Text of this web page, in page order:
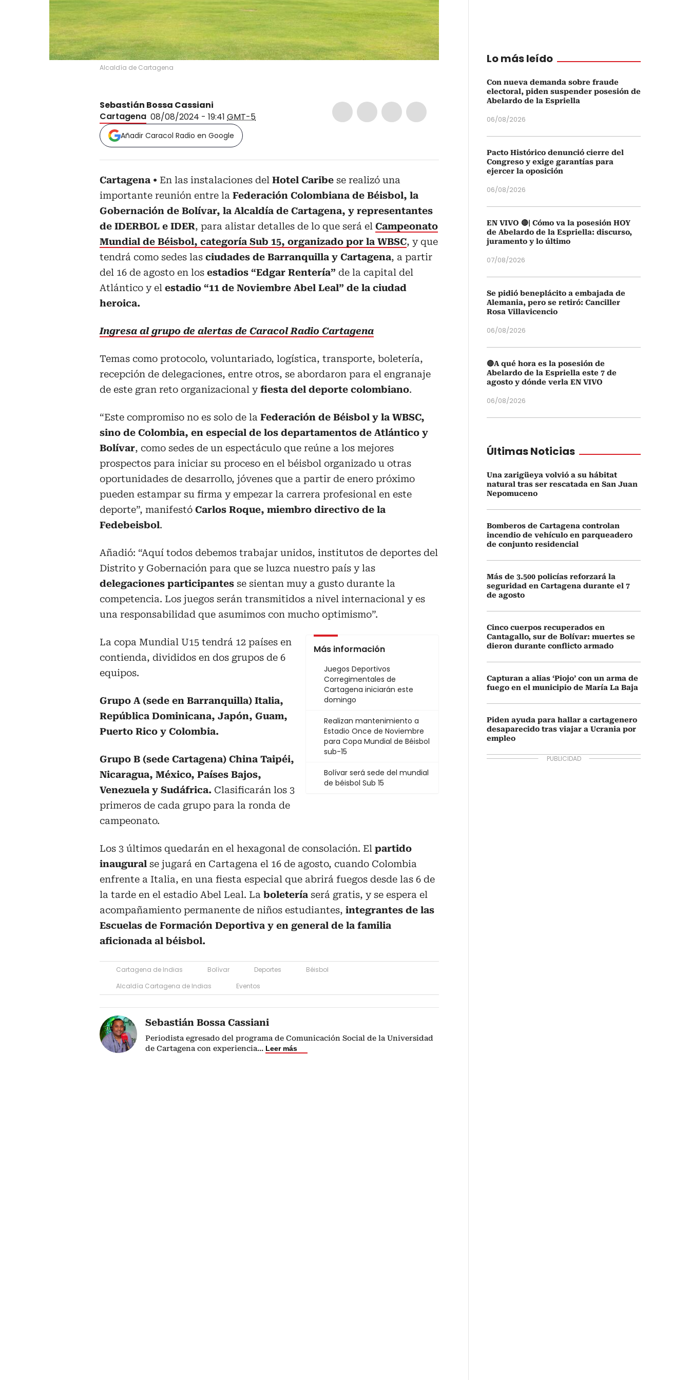
Alcaldía de Cartagena
Sebastián Bossa Cassiani
Cartagena 08/08/2024 - 19:41 GMT-5
Añadir Caracol Radio en Google
Cartagena En las instalaciones del Hotel Caribe se realizó una
importante reunión entre la Federación Colombiana de Béisbol, la
Gobernación de Bolívar, la Alcaldía de Cartagena, y representantes
de IDERBOL e IDER, para alistar detalles de lo que será el Campeonato
Mundial de Béisbol, categoría Sub 15, organizado por la WBSC, y que
tendrá como sedes las ciudades de Barranquilla y Cartagena, a partir
del 16 de agosto en los estadios “Edgar Rentería” de la capital del
Atlántico y el estadio “11 de Noviembre Abel Leal” de la ciudad
heroica.
Ingresa al grupo de alertas de Caracol Radio Cartagena
Temas como protocolo, voluntariado, logística, transporte, boletería,
recepción de delegaciones, entre otros, se abordaron para el engranaje
de este gran reto organizacional yfiesta del deporte colombiano.
“Este compromiso no es solo de la Federación de Béisbol y la WBSC,
sino de Colombia, en especial de los departamentos de Atlántico y
Bolívar, como sedes de un espectáculo que reúne a los mejores
prospectos para iniciar su proceso en el béisbol organizado u otras
oportunidades de desarrollo, jóvenes que a partir de enero próximo
pueden estampar su firma y empezar la carrera profesional en este
deporte”, manifestó Carlos Roque, miembro directivo de la
Fedebeisbol.
Añadió: “Aquí todos debemos trabajar unidos, institutos de deportes del
Distrito y Gobernación para que se luzca nuestro país y las
delegaciones participantes se sientan muy a gusto durante la
competencia. Los juegos serán transmitidos a nivel internacional y es
una responsabilidad que asumimos con mucho optimismo”.
Más información
Juegos Deportivos
Corregimentales de
Cartagena iniciarán este
domingo
Realizan mantenimiento a
Estadio Once de Noviembre
para Copa Mundial de Béisbol
sub-15
Bolívar será sede del mundial
de béisbol Sub 15
La copa Mundial U15 tendrá 12 países en
contienda, divididos en dos grupos de 6
equipos.
Grupo A (sede en Barranquilla) Italia,
República Dominicana, Japón, Guam,
Puerto Rico y Colombia.
Grupo B (sede Cartagena) China Taipéi,
Nicaragua, México, Países Bajos,
Venezuela y Sudáfrica. Clasificarán los 3
primeros de cada grupo para la ronda de
campeonato.
Los 3 últimos quedarán en el hexagonal de consolación. El partido
inaugural se jugará en Cartagena el 16 de agosto, cuando Colombia
enfrente a Italia, en una fiesta especial que abrirá fuegos desde las 6 de
la tarde en el estadio Abel Leal. La boletería será gratis, y se espera el
acompañamiento permanente de niños estudiantes, integrantes de las
Escuelas de Formación Deportiva y en general de la familia
aficionada al béisbol.
Cartagena de Indias Bolívar Deportes
Béisbol
Alcaldía Cartagena de Indias
Eventos
Sebastián Bossa Cassiani
Periodista egresado del programa de Comunicación Social de la Universidad
de Cartagena con experiencia... Leer más
Lo más leído
Con nueva demanda sobre fraude
electoral, piden suspender posesión de
Abelardo de la Espriella
06/08/2026
Pacto Histórico denunció cierre del
Congreso y exige garantías para
ejercer la oposición
06/08/2026
EN VIVO 🔴| Cómo va la posesión HOY
de Abelardo de la Espriella: discurso,
juramento y lo último
07/08/2026
Se pidió beneplácito a embajada de
Alemania, pero se retiró: Canciller
Rosa Villavicencio
06/08/2026
🔴A qué hora es la posesión de
Abelardo de la Espriella este 7 de
agosto y dónde verla EN VIVO
06/08/2026
Últimas Noticias
Una zarigüeya volvió a su hábitat
natural tras ser rescatada en San Juan
Nepomuceno
Bomberos de Cartagena controlan
incendio de vehículo en parqueadero
de conjunto residencial
Más de 3.500 policías reforzará la
seguridad en Cartagena durante el 7
de agosto
Cinco cuerpos recuperados en
Cantagallo, sur de Bolívar: muertes se
dieron durante conflicto armado
Capturan a alias ‘Piojo’ con un arma de
fuego en el municipio de María La Baja
Piden ayuda para hallar a cartagenero
desaparecido tras viajar a Ucrania por
empleo